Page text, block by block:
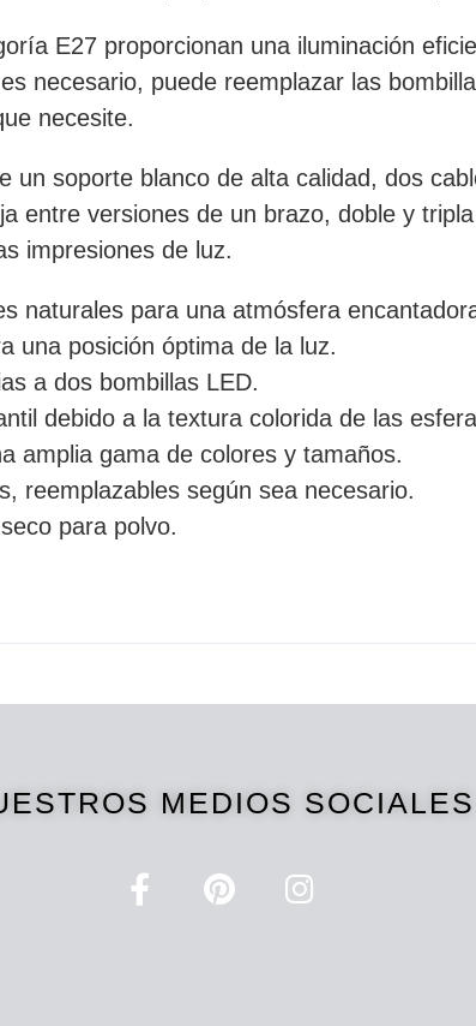
E27 proporcionan una iluminación
necesario, puede reemplazar las
necesite.
un soporte blanco de alta calidad, dos
entre versiones de un brazo, doble y
impresiones de luz.
naturales para una atmósfera
una posición óptima de la luz.
a dos bombillas LED.
debido a la textura colorida de las
amplia gama de colores y tamaños.
reemplazables según sea necesario.
para polvo.
MEDIOS SOCIALES